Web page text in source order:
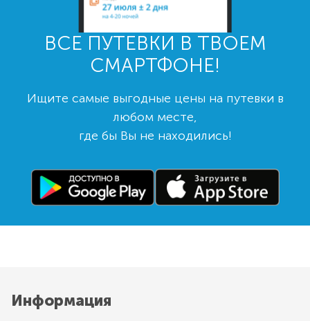
ВСЕ ПУТЕВКИ В ТВОЕМ
СМАРТФОНЕ!
Ищите самые выгодные цены на путевки в
любом месте,
где бы Вы не находились!
Информация